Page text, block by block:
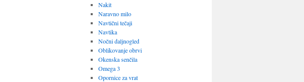
Nakit
Naravno milo
Navtični tečaji
Navtika
Nočni daljnogled
Oblikovanje obrvi
Okenska senčila
Omega 3
Opornice za vrat